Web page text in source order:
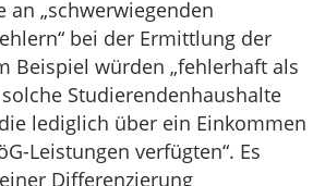
an „schwerwiegenden
bei der Ermittlung der
Beispiel würden „fehlerhaft als
Studierendenhaushalte
lediglich über ein Einkommen
Leistungen verfügten“. Es
Differenzierung